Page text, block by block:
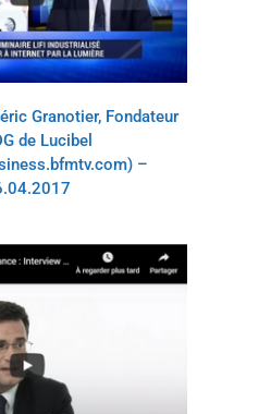
Granotier, Fondateur
de Lucibel
–